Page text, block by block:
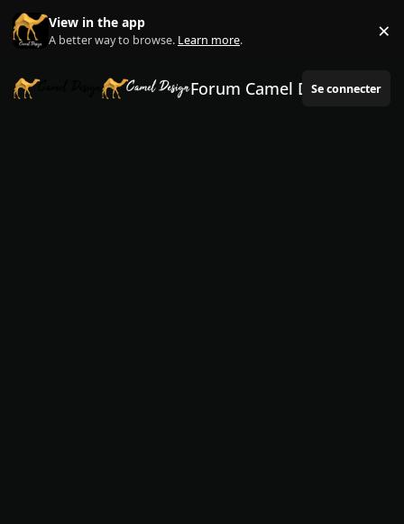
Aller au contenu
View in the app
A better way to browse. Learn more. ×
Forum Camel Design
Se connecter